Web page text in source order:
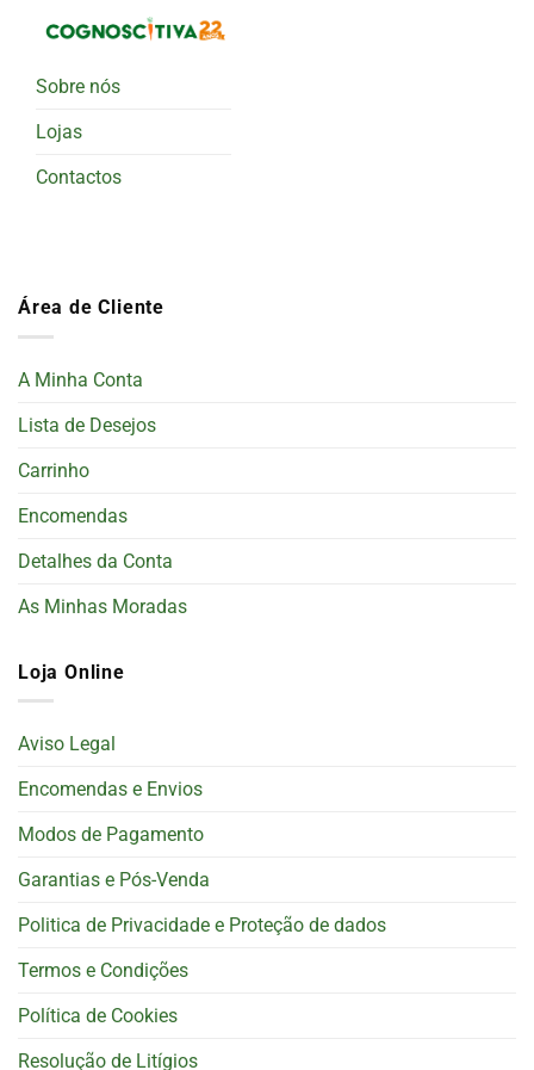
Sobre nós
Lojas
Contactos
Área de Cliente
A Minha Conta
Lista de Desejos
Carrinho
Encomendas
Detalhes da Conta
As Minhas Moradas
Loja Online
Aviso Legal
Encomendas e Envios
Modos de Pagamento
Garantias e Pós-Venda
Politica de Privacidade e Proteção de dados
Termos e Condições
Política de Cookies
Resolução de Litígios